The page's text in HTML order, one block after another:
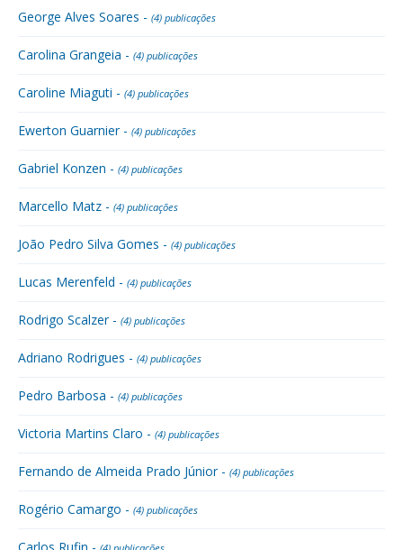
George Alves Soares - (4) publicações
Carolina Grangeia - (4) publicações
Caroline Miaguti - (4) publicações
Ewerton Guarnier - (4) publicações
Gabriel Konzen - (4) publicações
Marcello Matz - (4) publicações
João Pedro Silva Gomes - (4) publicações
Lucas Merenfeld - (4) publicações
Rodrigo Scalzer - (4) publicações
Adriano Rodrigues - (4) publicações
Pedro Barbosa - (4) publicações
Victoria Martins Claro - (4) publicações
Fernando de Almeida Prado Júnior - (4) publicações
Rogério Camargo - (4) publicações